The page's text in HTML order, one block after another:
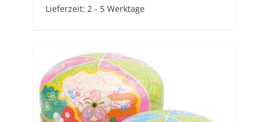
Lieferzeit: 2 - 5 Werktage